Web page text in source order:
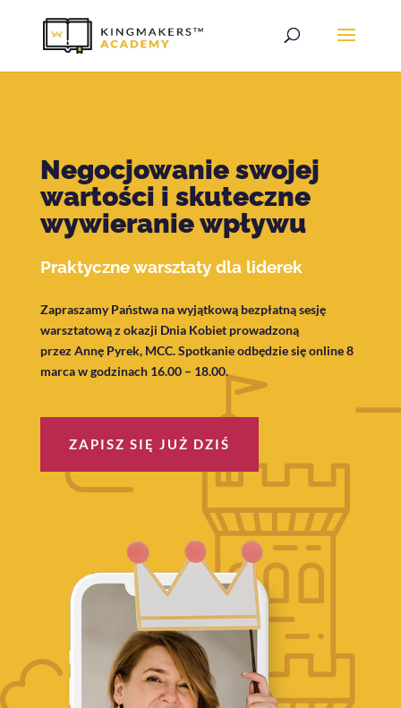
Negocjowanie swojej
wartości i skuteczne
wywieranie wpływu
Praktyczne warsztaty dla liderek
Zapraszamy Państwa na wyjątkową bezpłatną sesję
warsztatową z okazji Dnia Kobiet prowadzoną
przez Annę Pyrek, MCC. Spotkanie odbędzie się online 8
marca w godzinach 16.00 – 18.00.
ZAPISZ SIĘ JUŻ DZIŚ